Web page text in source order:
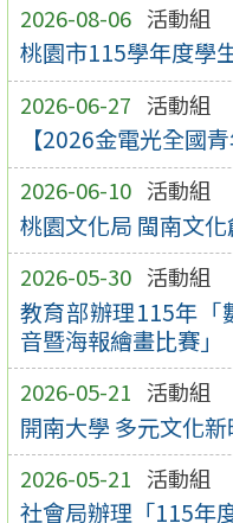
2026-08-06 活動組
桃園市115學年度學
2026-06-27 活動組
【2026金電光全國青
2026-06-10 活動組
桃園文化局 閩南文
2026-05-30 活動組
教育部辦理115年
音暨海報繪畫比賽」
2026-05-21 活動組
開南大學 多元文化
2026-05-21 活動組
社會局辦理「115年